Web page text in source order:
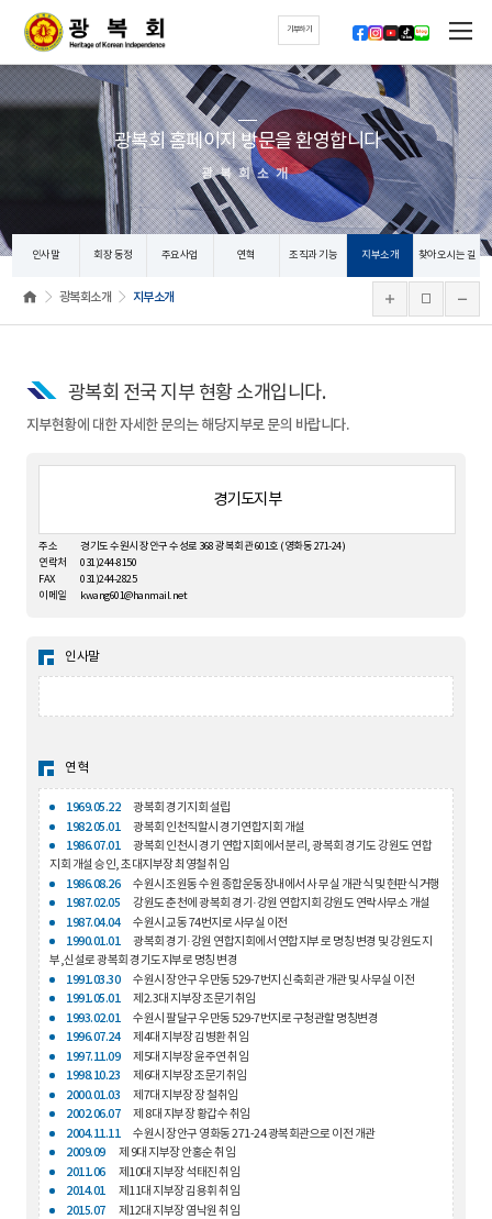
기부하기
광복회 홈페이지 방문을 환영합니다
광복회소개
인사말 회장 동정 주요사업 연혁 조직과 기능 지부소개 찾아오시는 길
광복회소개 지부소개
광복회 전국 지부 현황 소개입니다.
지부현황에 대한 자세한 문의는 해당지부로 문의 바랍니다.
경기도지부
주소
경기도 수원시 장안구 수성로 368 광복회관 601호 (영화동 271-24)
연락처
031)244-8150
FAX
031)244-2825
이메일
kwang601@hanmail.net
인사말
연혁
1969.05.22 광복회 경기지회 설립
1982.05.01 광복회 인천직할시 경기연합지회 개설
1986.07.01
광복회 인천시 경기 연합지회에서 분리, 광복회 경기도 강원도 연합
지회 개설 승인, 초대지부장 최영철 취임
1986.08.26 수원시 조원동 수원 종합운동장내에서 사 무실 개관식 및 현판식 거행
1987.02.05 강원도 춘천에 광복회 경기·강원 연합지회 강원도 연락사무소 개설
1987.04.04 수원시 교동 74번지로 사무실 이전
1990.01.01
광복회 경기·강원 연합지회에서 연합지부 로 명칭 변경 및 강원도지
부,신설로 광복회 경기도지부로 명칭 변경
1991.03.30 수원시 장안구 우만동 529-7번지 신축회관 개관 및 사무실 이전
1991.05.01 제2.3대 지부장 조문기취임
1993.02.01 수원시 팔달구 우만동 529-7번지로 구청관할 명칭변경
1996.07.24 제4대 지부장 김병환 취임
1997.11.09 제5대 지부장 윤주연 취임
1998.10.23 제6대 지부장 조문기취임
2000.01.03 제7대 지부장 장 철취임
2002.06.07 제 8대 지부장 황갑수 취임
2004.11.11 수원시 장안구 영화동 271-24 광복회관으로 이전 개관
2009.09 제 9대 지부장 안홍순 취임
2011.06 제10대 지부장 석태진 취임
2014.01 제11대 지부장 김용휘 취임
2015.07 제12대 지부장 염낙원 취임